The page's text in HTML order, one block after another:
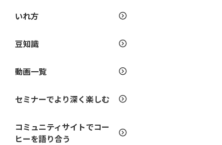
いれ方
豆知識
動画一覧
セミナーでより深く楽しむ
コミュニティサイトでコー
ヒーを語り合う